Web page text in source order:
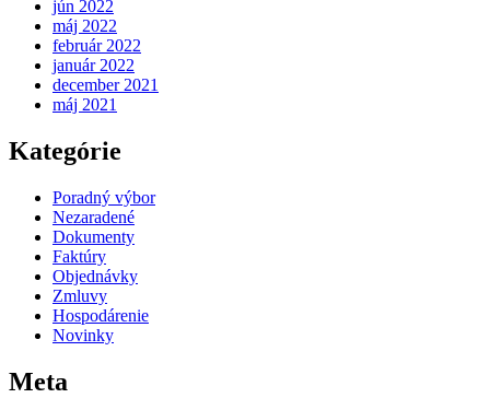
jún 2022
máj 2022
február 2022
január 2022
december 2021
máj 2021
Kategórie
Poradný výbor
Nezaradené
Dokumenty
Faktúry
Objednávky
Zmluvy
Hospodárenie
Novinky
Meta